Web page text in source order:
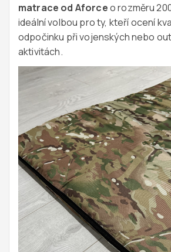
matrace od Aforceo rozměru
ideální volbou pro ty, kteří ocení
odpočinku při vojenských nebo
aktivitách.